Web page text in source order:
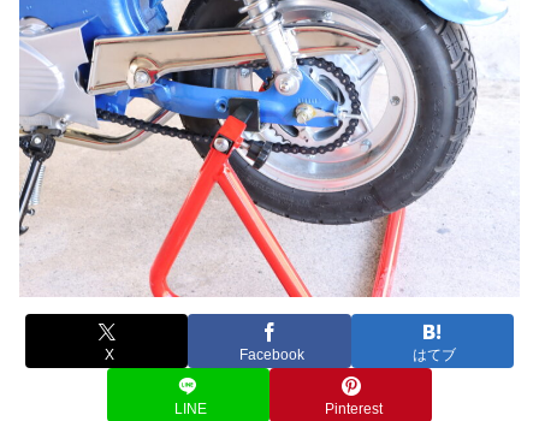
X Facebook はてブ
LINE Pinterest